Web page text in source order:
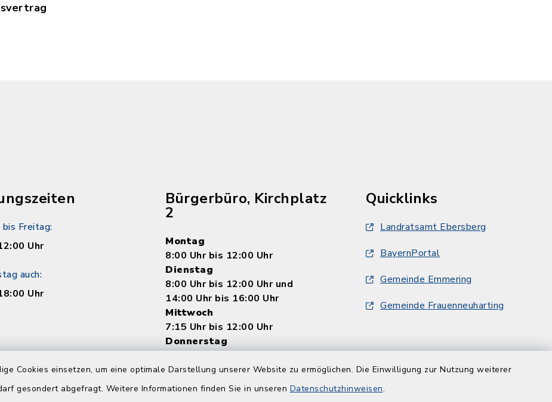
Cookies einsetzen, um eine optimale Darstellung unserer Website zu ermöglichen. Die Einwilligung zur Nutzung weiterer
gesondert abgefragt. Weitere Informationen finden Sie in unseren Datenschutzhinweisen.
Freitag:
Uhr
auch:
Uhr
Bürgerbüro, Kirchplatz
2
Montag
8:00 Uhr bis 12:00 Uhr
Dienstag
8:00 Uhr bis 12:00 Uhr und
14:00 Uhr bis 16:00 Uhr
Mittwoch
7:15 Uhr bis 12:00 Uhr
Donnerstag
14:00 bis 18:00 Uhr
Freitag
Quicklinks
Landratsamt Ebersberg
BayernPortal
Gemeinde Emmering
Gemeinde Frauenneuharting